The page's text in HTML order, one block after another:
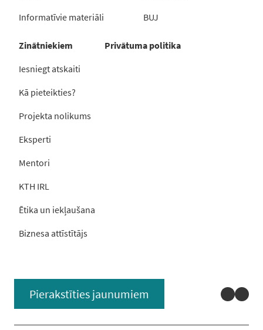
Informatīvie materiāli
BUJ
Zinātniekiem
Iesniegt atskaiti
Kā pieteikties?
Projekta nolikums
Eksperti
Mentori
KTH IRL
Ētika un iekļaušana
Biznesa attīstītājs
Privātuma politika
Pierakstīties jaunumiem